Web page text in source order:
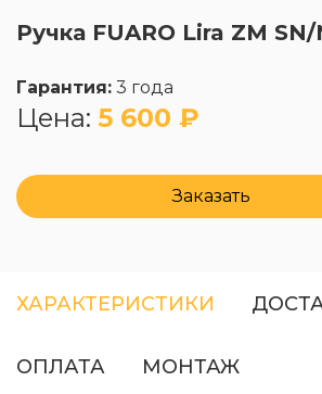
Ручка FUARO Lira ZM SN/
Гарантия: 3 года
Цена: 5 600 ₽
Заказать
ХАРАКТЕРИСТИКИ
ОПЛАТА МОНТАЖ